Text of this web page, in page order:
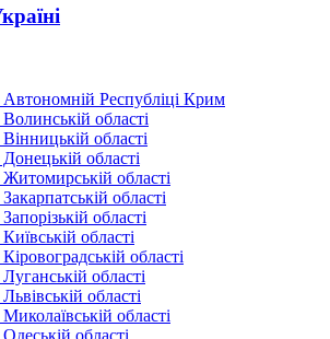
Автономній Республіці Крим
області
області
області
області
області
області
області
області
області
області
області
області